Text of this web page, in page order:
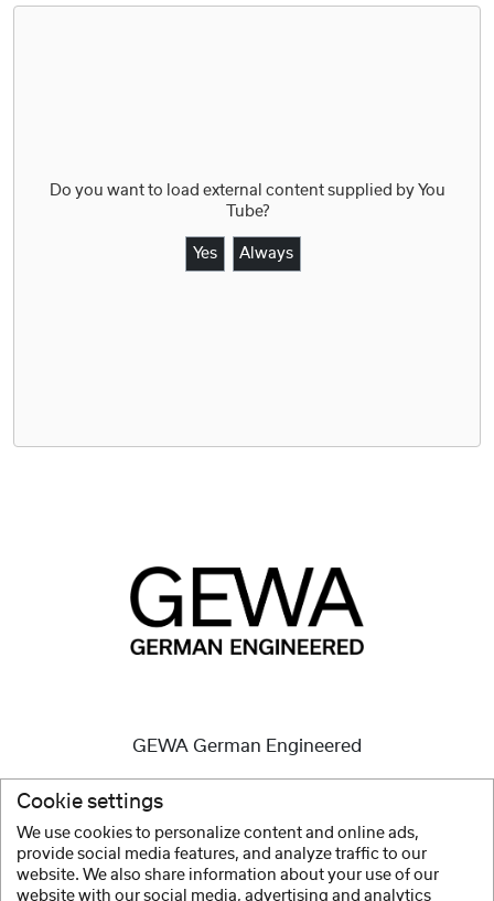
Do you want to load external content supplied by You
Tube?
Yes Always
GEWA German Engineered
Wysokiej jakości instrumenty są i zawsze były naszą
Więcej
Cookie settings
We use cookies to personalize content and online ads,
provide social media features, and analyze traffic to our
website. We also share information about your use of our
website with our social media, advertising and analytics